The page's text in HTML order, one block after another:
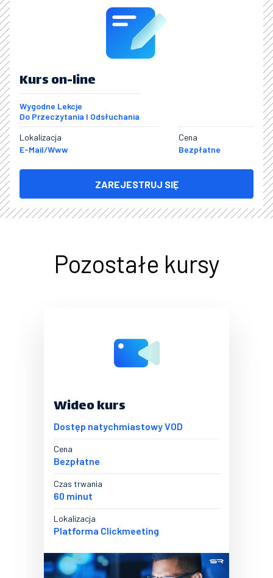
Kurs on-line
Wygodne Lekcje
Do Przeczytania I Odsłuchania
Lokalizacja
E-Mail/www
Cena
Bezpłatne
ZAREJESTRUJ SIĘ
Pozostałe kursy
Wideo kurs
Dostęp natychmiastowy VOD
Cena
Bezpłatne
Czas trwania
60 minut
Lokalizacja
Platforma Clickmeeting